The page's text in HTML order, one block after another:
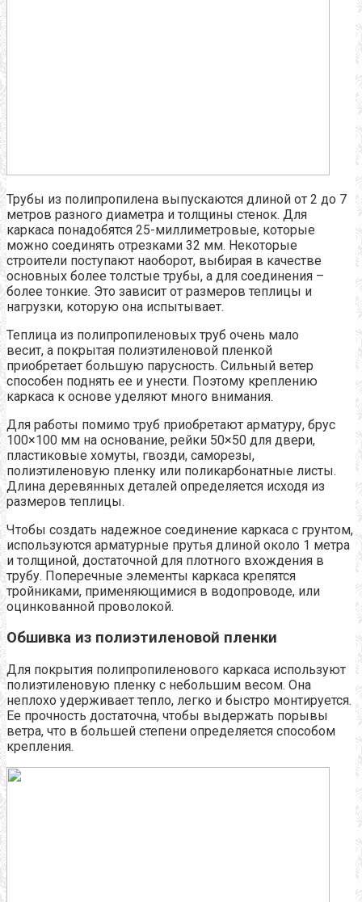
Трубы из полипропилена выпускаются длиной от 2 до 7
метров разного диаметра и толщины стенок. Для
каркаса понадобятся 25-миллиметровые, которые
можно соединять отрезками 32 мм. Некоторые
строители поступают наоборот, выбирая в качестве
основных более толстые трубы, а для соединения –
более тонкие. Это зависит от размеров теплицы и
нагрузки, которую она испытывает.
Теплица из полипропиленовых труб очень мало
весит, а покрытая полиэтиленовой пленкой
приобретает большую парусность. Сильный ветер
способен поднять ее и унести. Поэтому креплению
каркаса к основе уделяют много внимания.
Для работы помимо труб приобретают арматуру, брус
100×100 мм на основание, рейки 50×50 для двери,
пластиковые хомуты, гвозди, саморезы,
полиэтиленовую пленку или поликарбонатные листы.
Длина деревянных деталей определяется исходя из
размеров теплицы.
Чтобы создать надежное соединение каркаса с грунтом,
используются арматурные прутья длиной около 1 метра
и толщиной, достаточной для плотного вхождения в
трубу. Поперечные элементы каркаса крепятся
тройниками, применяющимися в водопроводе, или
оцинкованной проволокой.
Обшивка из полиэтиленовой пленки
Для покрытия полипропиленового каркаса используют
полиэтиленовую пленку с небольшим весом. Она
неплохо удерживает тепло, легко и быстро монтируется.
Ее прочность достаточна, чтобы выдержать порывы
ветра, что в большей степени определяется способом
крепления.